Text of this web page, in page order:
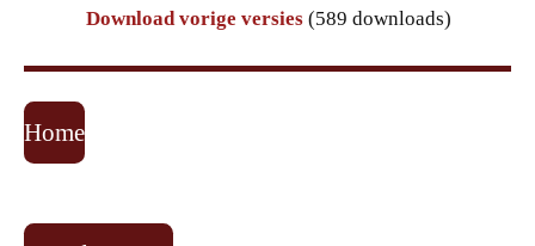
Download vorige versies (589 downloads)
Home